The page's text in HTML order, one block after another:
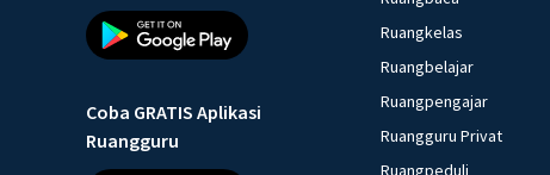
Coba GRATIS Aplikasi
Ruangguru
Ruangkelas
Ruangbelajar
Ruangpengajar
Ruangguru Privat
Ruangpeduli